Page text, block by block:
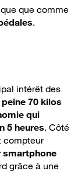
que comme
.
intérêt des
peine 70 kilos
qui
5 heures. Côté
compteur
grâce à une